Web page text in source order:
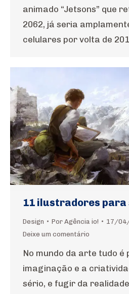
animado “Jetsons” que
2062, já seria
celulares por volta de
11 ilustradores
Design Por Agência io!
17/
Deixe um comentário
No mundo da arte tudo é
imaginação e a
sério, e fugir da